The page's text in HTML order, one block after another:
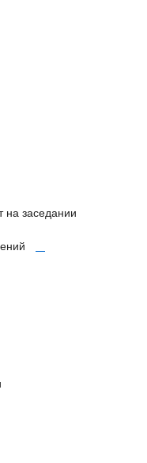
на заседании